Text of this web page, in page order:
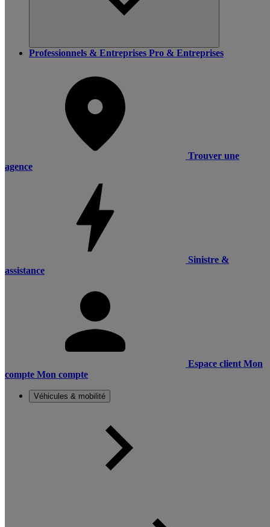
Professionnels & Entreprises Pro & Entreprises
Trouver une
agence
Sinistre &
assistance
Espace client Mon
compte Mon compte
Véhicules & mobilité